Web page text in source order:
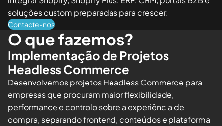
soluções custom preparadas para crescer.
Contacte-nos
O que fazemos?
Implementação de Projetos
Headless Commerce
Desenvolvemos projetos Headless Commerce para
empresas que procuram maior flexibilidade,
performance e controlo sobre a experiência de
compra, separando frontend, conteúdos e plataforma